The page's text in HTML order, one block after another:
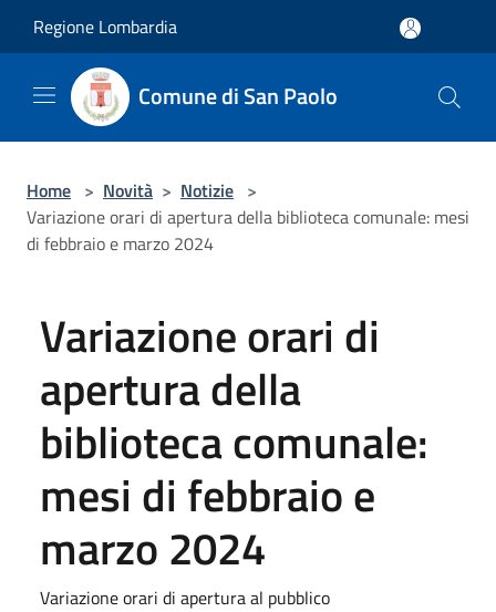
Regione Lombardia
Comune di San Paolo
Home > Novità > Notizie >
Variazione orari di apertura della biblioteca comunale: mesi
di febbraio e marzo 2024
Variazione orari di
apertura della
biblioteca comunale:
mesi di febbraio e
marzo 2024
Variazione orari di apertura al pubblico